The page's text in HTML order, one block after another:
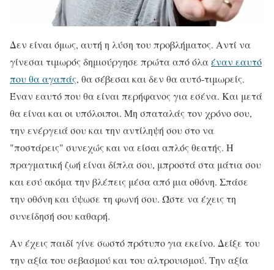
Δεν είναι όμως, αυτή η λύση του προβλήματος. Αντί να
γίνεσαι τιμωρός δημιούργησε πρώτα από όλαέναν εαυτό
που θα αγαπάς, θα σέβεσαι και δεν θα αυτό-τιμωρείς.
Έναν εαυτό που θα είναι περήφανος για εσένα. Και μετά
θα είναι και οι υπόλοιποι. Μη σπαταλάς τον χρόνο σου,
την ενέργειά σου και την αντίληψή σου στο να
"ποστάρεις" συνεχώς και να είσαι απλός θεατής. Η
πραγματική ζωή είναι δίπλα σου, μπροστά στα μάτια σου
και εσύ ακόμα την βλέπεις μέσα από μια οθόνη. Σπάσε
την οθόνη και ύψωσε τη φωνή σου. Ώστε να έχεις τη
συνείδησή σου καθαρή.
Αν έχεις παιδί γίνε σωστό πρότυπο για εκείνο. Δείξε του
την αξία του σεβασμού και του αλτρουισμού. Την αξία